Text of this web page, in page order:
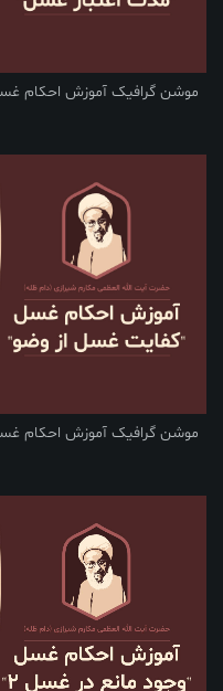
آموزش احکام غسل؛ مدت
آموزش احکام غسل؛ کفایت